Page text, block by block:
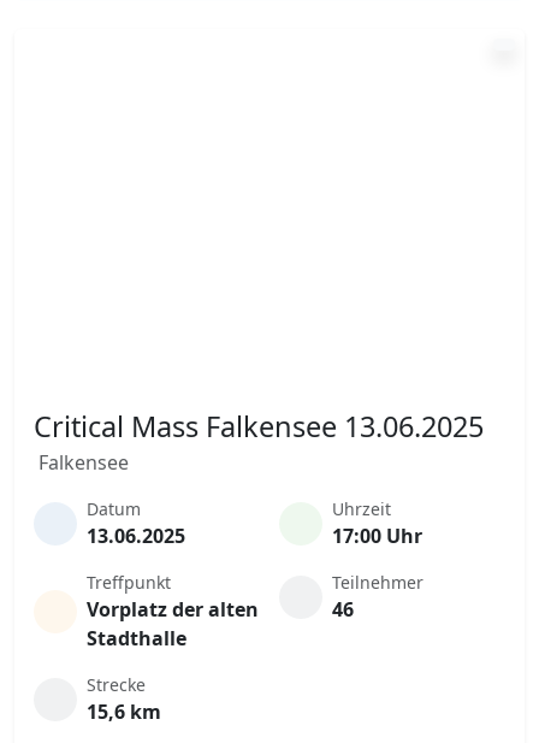
Critical Mass Falkensee 13.06.2025
Falkensee
Datum
13.06.2025
Uhrzeit
17:00 Uhr
Treffpunkt
Vorplatz der alten
Stadthalle
Teilnehmer
46
Strecke
15,6 km